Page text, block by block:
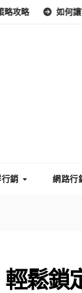
如何讓Threads不要
銷 網路行
鬆鎖